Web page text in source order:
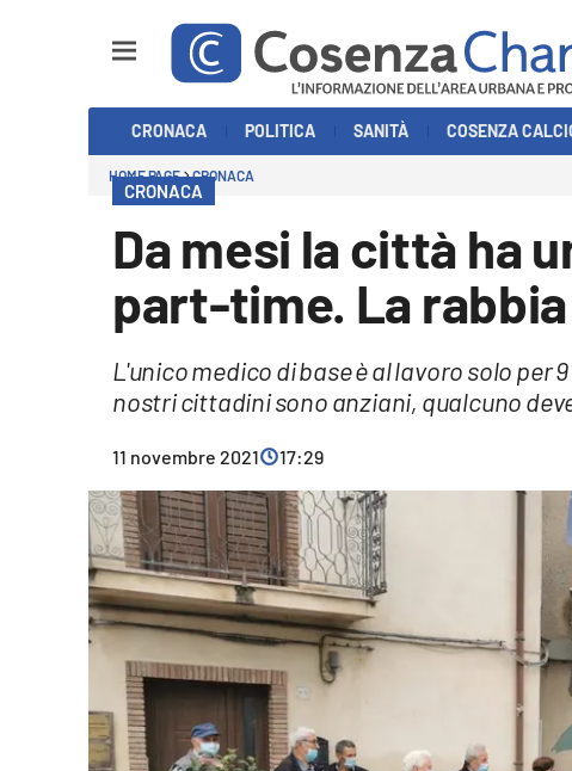
Economia e Lavoro
CRONACA POLITICA SANITÀ COSENZA
HOME PAGE CRONACA
CRONACA
Da mesi la città ha
part-time. La
L'unico medico di base è al lavoro solo per
nostri cittadini sono anziani, qualcuno
11 novembre 2021 17:29